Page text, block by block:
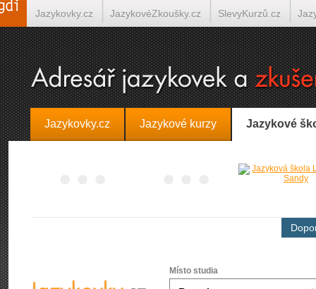
Jazykovky.cz Jazykové kurzy Jazykové
Místo studia
Jazykovky.cz JazykovéZkoušky.cz SlevyKurzů.cz
Španělština on-line Italština on-line Tlumočení-